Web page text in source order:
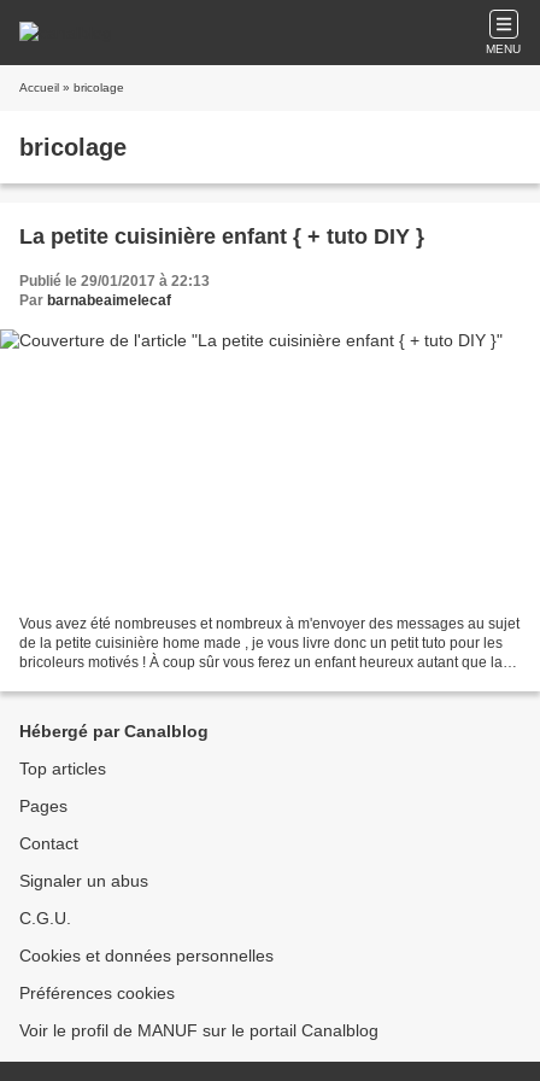
MENU
Accueil » bricolage
bricolage
La petite cuisinière enfant { + tuto DIY }
Publié le 29/01/2017 à 22:13
Par barnabeaimelecaf
Vous avez été nombreuses et nombreux à m'envoyer des messages au sujet
de la petite cuisinière home made , je vous livre donc un petit tuto pour les
bricoleurs motivés ! À coup sûr vous ferez un enfant heureux autant que la
Hébergé par Canalblog
Top articles
Pages
Contact
Signaler un abus
C.G.U.
Cookies et données personnelles
Préférences cookies
Voir le profil de MANUF sur le portail Canalblog